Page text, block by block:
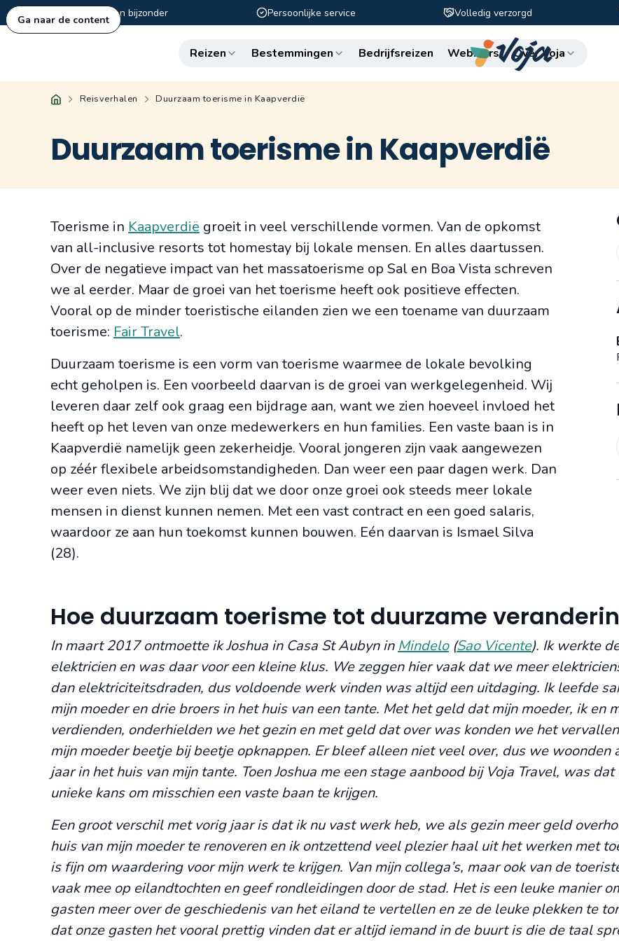
Ga naar de content
Authentiek en bijzonder Persoonlijke service Volledig verzorgd
Reizen Bestemmingen Bedrijfsreizen Webinars Over Voja
Reisverhalen Duurzaam toerisme in Kaapverdië
Duurzaam toerisme in Kaapverdië
Toerisme in Kaapverdië groeit in veel verschillende vormen. Van de opkomst
van all-inclusive resorts tot homestay bij lokale mensen. En alles daartussen.
Over de negatieve impact van het massatoerisme op Sal en Boa Vista schreven
we al eerder. Maar de groei van het toerisme heeft ook positieve effecten.
Vooral op de minder toeristische eilanden zien we een toename van duurzaam
toerisme: Fair Travel.
Duurzaam toerisme is een vorm van toerisme waarmee de lokale bevolking
echt geholpen is. Een voorbeeld daarvan is de groei van werkgelegenheid. Wij
leveren daar zelf ook graag een bijdrage aan, want we zien hoeveel invloed het
heeft op het leven van onze medewerkers en hun families. Een vaste baan is in
Kaapverdië namelijk geen zekerheidje. Vooral jongeren zijn vaak aangewezen
op zéér flexibele arbeidsomstandigheden. Dan weer een paar dagen werk. Dan
weer even niets. We zijn blij dat we door onze groei ook steeds meer lokale
mensen in dienst kunnen nemen. Met een vast contract en een goed salaris,
waardoor ze aan hun toekomst kunnen bouwen. Eén daarvan is Ismael Silva
(28).
Hoe duurzaam toerisme tot duurzame
In maart 2017 ontmoette ik Joshua in Casa St Aubyn in Mindelo(Sao Vicente). Ik werkte
elektricien en was daar voor een kleine klus. We zeggen hier vaak dat we meer
dan elektriciteitsdraden, dus voldoende werk vinden was altijd een uitdaging. Ik leefde
mijn moeder en drie broers in het huis van een tante. Met het geld dat mijn moeder, ik en
verdienden, onderhielden we het gezin en met geld dat over was konden we het
mijn moeder beetje bij beetje opknappen. Er bleef alleen niet veel over, dus we woonden
jaar in het huis van mijn tante. Toen Joshua me een stage aanbood bij Voja Travel, was dat
unieke kans om misschien een vaste baan te krijgen.
Een groot verschil met vorig jaar is dat ik nu vast werk heb, we als gezin meer geld
huis van mijn moeder te renoveren en ik ontzettend veel plezier haal uit het werken met
is fijn om waardering voor mijn werk te krijgen. Van mijn collega’s, maar ook van de
vaak mee op eilandtochten en geef rondleidingen door de stad. Het is een leuke manier
gasten meer over de geschiedenis van het eiland te vertellen en ze de leuke plekken te
dat onze gasten het vooral prettig vinden dat er altijd iemand in de buurt is die de taal